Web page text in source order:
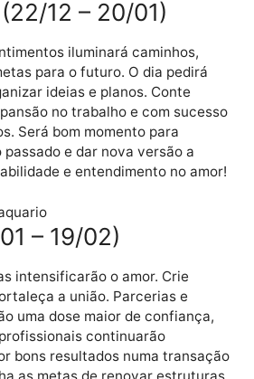
11 – 21/12)
e de assuntos de família darão
um cenário positivo
com otimismo e
ou prestígio num novo grupo e
manterão o astral em alta. No
poderão ficar meio confusos,
para esquentar o clima.
(22/12 – 20/01)
iluminará caminhos,